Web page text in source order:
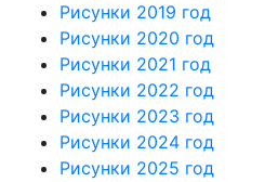
Рисунки 2019 год
Рисунки 2020 год
Рисунки 2021 год
Рисунки 2022 год
Рисунки 2023 год
Рисунки 2024 год
Рисунки 2025 год